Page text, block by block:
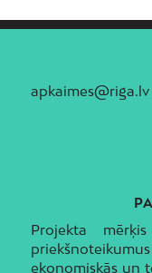
apkaimes@riga.lv
Projekta
ekonomiskās un